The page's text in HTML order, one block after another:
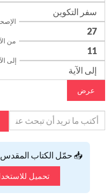
من
إلى
عرض
📥 حمّل الكتاب المقدس
تحميل